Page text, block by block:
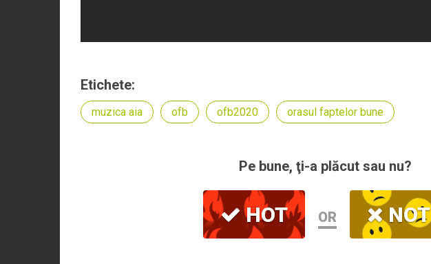
Etichete:
muzica aia ofb ofb2020 orasul faptelor bune
Pe bune, ţi-a plăcut sau nu?
HOT OR NOT